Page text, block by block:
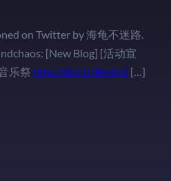
on Twitter by 海龟不迷路.
[New Blog] [活动宣
乐祭 http://dlvr.it/Bm6y2 […]